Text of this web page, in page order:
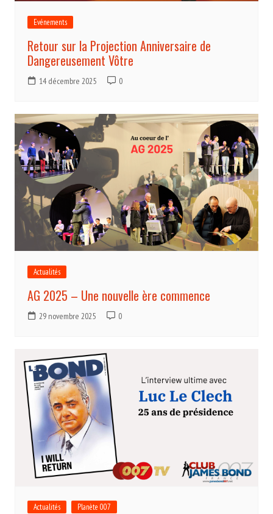
Evénements
Retour sur la Projection Anniversaire de
Dangereusement Vôtre
14 décembre 2025 0
Actualités
AG 2025 – Une nouvelle ère commence
29 novembre 2025 0
Actualités Planète 007